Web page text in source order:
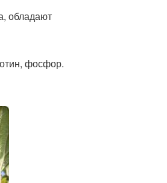
обладают
фосфор.